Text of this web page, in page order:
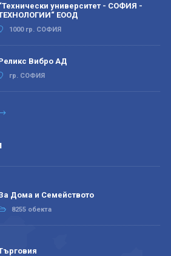
университет - СОФИЯ -
ЕООД
1000 гр. СОФИЯ
Вибро АД
гр. СОФИЯ
Дома и Семейството
8255 обекта